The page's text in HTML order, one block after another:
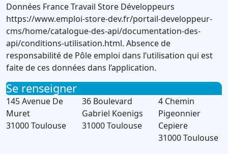
Données France Travail Store Développeurs
https://www.emploi-store-dev.fr/portail-developpeur-
cms/home/catalogue-des-api/documentation-des-
api/conditions-utilisation.html. Absence de
responsabilité de Pôle emploi dans l’utilisation qui est
faite de ces données dans l’application.
Se renseigner
145 Avenue De
Muret
31000 Toulouse
36 Boulevard
Gabriel Koenigs
31000 Toulouse
4 Chemin
Pigeonnier
Cepiere
31000 Toulouse